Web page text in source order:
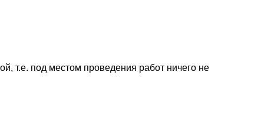
т.е. под местом проведения работ ничего не